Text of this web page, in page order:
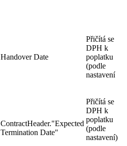
Handover Date
Přičítá se
DPH k
poplatku
(podle
nastavení
ContractHeader."Expected
Termination Date"
Přičítá se
DPH k
poplatku
(podle
nastavení)